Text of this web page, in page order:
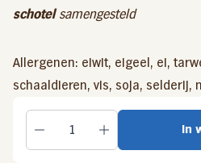
schotelsamengesteld
Allergenen: eiwit, eigeel, ei,
schaaldieren, vis, soja, selderij,
In